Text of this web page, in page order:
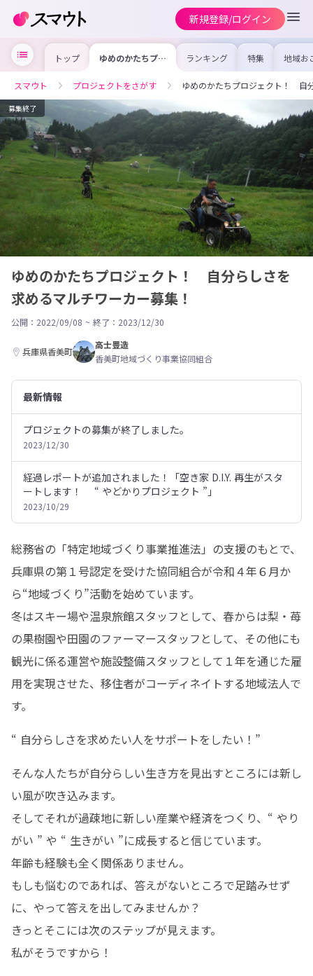
新規登録/ログイン
トップ ゆめのかたちプロ
ジェクト！ 自分
ルチワーカー募
集！
ランキング 特集 地域お
の求
を集め
事内容
を比較
合った
けよう
スマウト プロジェクトをさがす ゆめのかたちプロジェクト！ 自
募集終了
ゆめのかたちプロジェクト！ 自分らしさを
求めるマルチワーカー募集！
公開：2022/09/08 ~ 終了：2023/12/30
兵庫県香美町
高士豊造
香美町地域づくり事業協同組合
最新情報
プロジェクトの募集が終了しました。
2023/12/30
経過レポートが追加されました！「空き家 D.I.Y. 再生がスタ
ートします！ “ やどかりプロジェクト ”」
2023/10/29
総務省の「特定地域づくり事業推進法」の支援のもとで、
兵庫県の第１号認定を受けた協同組合が令和４年６月か
ら“地域づくり”活動を始めています。
冬はスキー場や温泉旅館スタッフとして、春からは梨・苺
の果樹園や田園のファーマースタッフとして、その他にも
観光に係る運営や施設整備スタッフとして１年を通じた雇
用を実現させた、移住者がコーディネイトする地域法人で
す。
“ 自分らしさを求めたい人をサポートをしたい！”
そんな人たちが自分らしい生き方を見出すところには新し
い風が吹き込みます。
そしてそれが過疎地に新しい産業や経済をつくり、“ やり
がい ” や “ 生きがい ”に成長すると信じています。
年齢も経験も全く関係ありません。
もしも悩むのであれば、答えがないところで足踏みせず
に、やって答えを出してみませんか？
きっとそこには次のステップが見えます。
私がそうですから！